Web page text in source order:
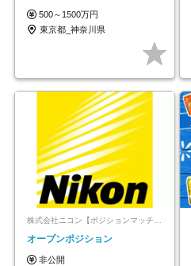
500～1500万円
東京都_神奈川県
株式会社ニコン【ポジションマッチ登録】
オープンポジション
非公開